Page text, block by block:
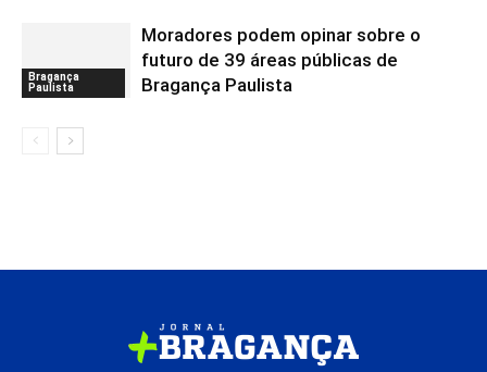
Bragança
Paulista
Moradores podem opinar sobre o
futuro de 39 áreas públicas de
Bragança Paulista